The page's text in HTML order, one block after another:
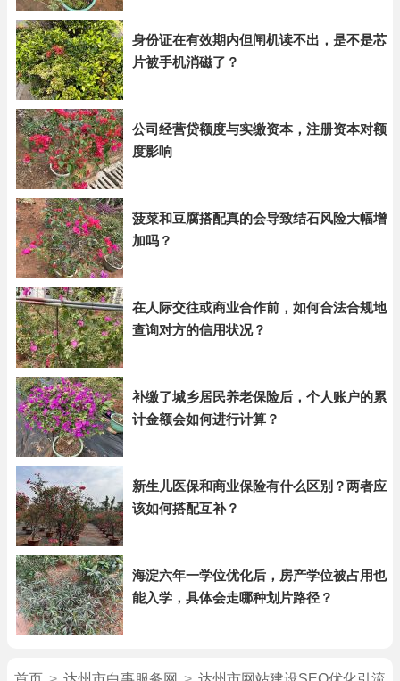
身份证在有效期内但闸机读不出，是不是芯
片被手机消磁了？
公司经营贷额度与实缴资本，注册资本对额
度影响
菠菜和豆腐搭配真的会导致结石风险大幅增
加吗？
在人际交往或商业合作前，如何合法合规地
查询对方的信用状况？
补缴了城乡居民养老保险后，个人账户的累
计金额会如何进行计算？
新生儿医保和商业保险有什么区别？两者应
该如何搭配互补？
海淀六年一学位优化后，房产学位被占用也
能入学，具体会走哪种划片路径？